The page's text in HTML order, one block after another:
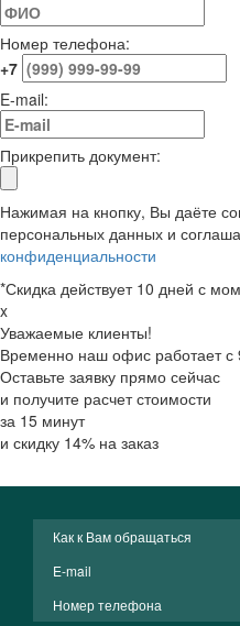
Номер телефона:
+7
E-mail:
Прикрепить документ:
Нажимая на кнопку, Вы даёте
персональных данных и
конфиденциальности
*Скидка действует 10 дней с
x
Уважаемые клиенты!
Временно наш офис работает с
Оставьте заявку прямо сейчас
и получите расчет стоимости
за 15 минут
и скидку 14% на заказ